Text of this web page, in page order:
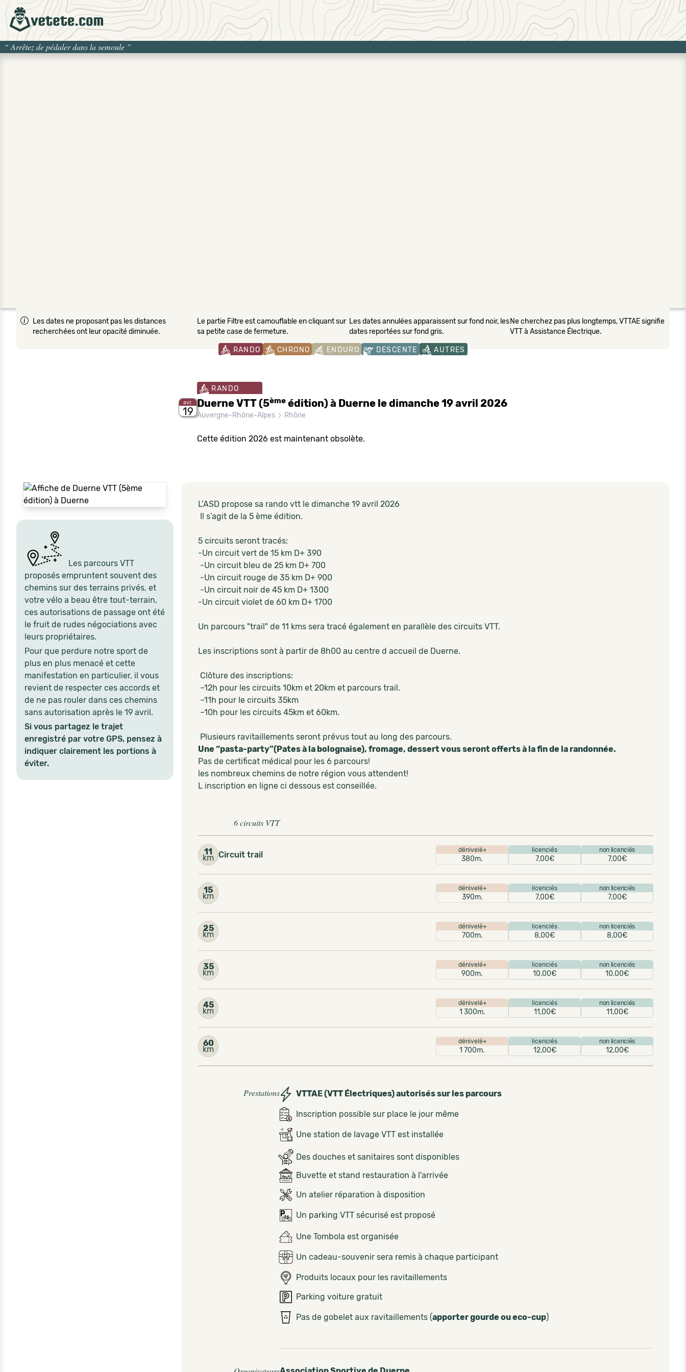
“ Arrêtez de pédaler dans la semoule ”
Les dates ne proposant pas les distances
recherchées ont leur opacité diminuée.
Le partie Filtre est camouflable en cliquant sur
sa petite case de fermeture.
Les dates annulées apparaissent sur fond noir, les
dates reportées sur fond gris.
Ne cherchez pas plus longtemps, VTTAE signifie
VTT à Assistance Électrique.
RANDO CHRONO ENDURO DESCENTE AUTRES
avr.
19
RANDO
Duerne VTT (5ème édition) à Duerne le dimanche 19 avril 2026
Auvergne-Rhône-Alpes Rhône
Cette édition 2026 est maintenant obsolète.
Les parcours VTT
proposés empruntent souvent des
chemins sur des terrains privés, et
votre vélo a beau être tout-terrain,
ces autorisations de passage ont été
le fruit de rudes négociations avec
leurs propriétaires.
Pour que perdure notre sport de
plus en plus menacé et cette
manifestation en particulier, il vous
revient de respecter ces accords et
de ne pas rouler dans ces chemins
sans autorisation après le 19 avril.
Si vous partagez le trajet
enregistré par votre GPS, pensez à
indiquer clairement les portions à
éviter.
L’ASD propose sa rando vtt le dimanche 19 avril 2026
Il s’agit de la 5 ème édition.
5 circuits seront tracés:
-Un circuit vert de 15 km D+ 390
-Un circuit bleu de 25 km D+ 700
-Un circuit rouge de 35 km D+ 900
-Un circuit noir de 45 km D+ 1300
-Un circuit violet de 60 km D+ 1700
Un parcours "trail" de 11 kms sera tracé également en parallèle des circuits VTT.
Les inscriptions sont à partir de 8h00 au centre d accueil de Duerne.
Clôture des inscriptions:
–12h pour les circuits 10km et 20km et parcours trail.
–11h pour le circuits 35km
–10h pour les circuits 45km et 60km.
Plusieurs ravitaillements seront prévus tout au long des parcours.
Une “pasta-party”(Pates à la bolognaise), fromage, dessert vous seront offerts à la fin de la randonnée.
Pas de certificat médical pour les 6 parcours!
les nombreux chemins de notre région vous attendent!
L inscription en ligne ci dessous est conseillée.
6 circuits VTT
11
km Circuit trail dénivelé+
380m.
licenciés
7,00€
non licenciés
7,00€
15
km
dénivelé+
390m.
licenciés
7,00€
non licenciés
7,00€
25
km
dénivelé+
700m.
licenciés
8,00€
non licenciés
8,00€
35
km
dénivelé+
900m.
licenciés
10,00€
non licenciés
10,00€
45
km
dénivelé+
1 300m.
licenciés
11,00€
non licenciés
11,00€
60
km
dénivelé+
1 700m.
licenciés
12,00€
non licenciés
12,00€
Prestations VTTAE (VTT Électriques) autorisés sur les parcours
Inscription possible sur place le jour même
Une station de lavage VTT est installée
Des douches et sanitaires sont disponibles
Buvette et stand restauration à l'arrivée
Un atelier réparation à disposition
Un parking VTT sécurisé est proposé
Une Tombola est organisée
Un cadeau-souvenir sera remis à chaque participant
Produits locaux pour les ravitaillements
Parking voiture gratuit
Pas de gobelet aux ravitaillements (apporter gourde ou eco-cup)